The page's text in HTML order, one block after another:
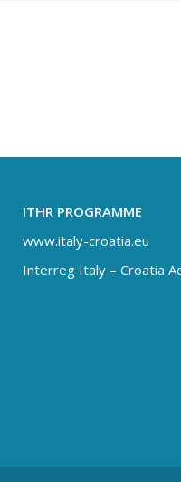
ITHR PROGRAMME
www.italy-croatia.eu
Interreg Italy – Croatia